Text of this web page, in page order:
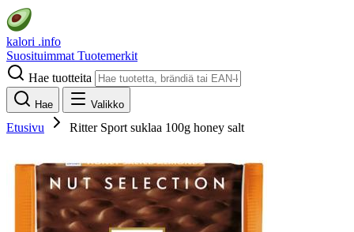
kalori .info
Suosituimmat Tuotemerkit
Hae tuotteita
Hae Valikko
Etusivu Ritter Sport suklaa 100g honey salt